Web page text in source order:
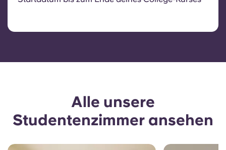
Alle unsere
Studentenzimmer ansehen